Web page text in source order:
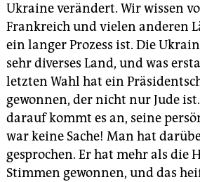
Ukraine verändert. Wir wissen
Frankreich und vielen anderen
ein langer Prozess ist. Die
sehr diverses Land, und was
letzten Wahl hat ein
gewonnen, der nicht nur Jude
darauf kommt es an, seine
war keine Sache! Man hat
gesprochen. Er hat mehr als die
Stimmen gewonnen, und das